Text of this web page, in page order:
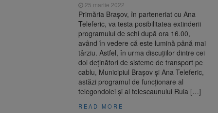
25 martie 2022
Primăria Brașov, în parteneriat cu Ana
Teleferic, va testa posibilitatea extinderii
programului de schi după ora 16.00,
având în vedere că este lumină până mai
târziu. Astfel, în urma discuțiilor dintre cei
doi deținători de sisteme de transport pe
cablu, Municipiul Brașov și Ana Teleferic,
astăzi programul de funcționare al
telegondolei și al telescaunului Ruia […]
READ MORE